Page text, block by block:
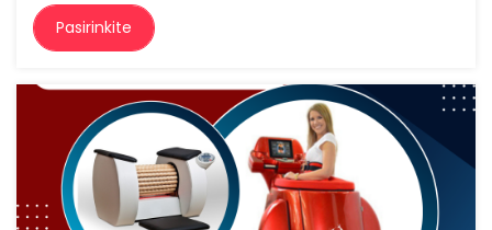
Pasirinkite